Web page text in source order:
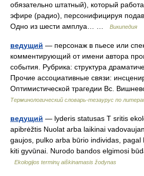
обязательно штатный), который
эфире (радио), персонифицируя
Одно из шести амплуа… …
Википедия
ведущий — персонаж в пьесе или
комментирующий от имени автора
события. Рубрика: структура
Прочие ассоциативные связи:
Оптимистической трагедии Вс.
Терминологический словарь-тезаурус по
ведущий — lyderis statusas T sritis
apibrėžtis Nuolat arba laikinai
gaujos, pulko arba būrio individas,
kiti gyvūnai. Nurodo bandos elgimosi
Ekologijos terminų aiškinamasis žodynas